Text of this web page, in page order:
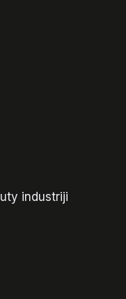
industriji